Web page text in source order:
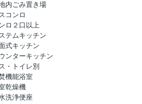
内ごみ置き場
コンロ
ロ２口以上
テムキッチン
式キッチン
ンターキッチン
・トイレ別
機能浴室
乾燥機
洗浄便座